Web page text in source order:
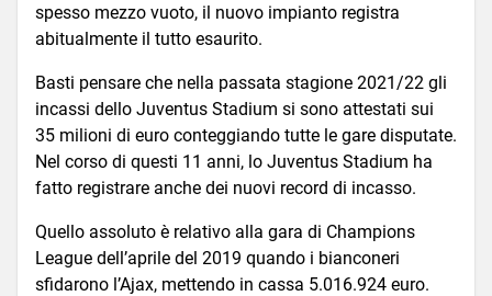
spesso mezzo vuoto, il nuovo impianto registra
abitualmente il tutto esaurito.
Basti pensare che nella passata stagione 2021/22 gli
incassi dello Juventus Stadium si sono attestati sui
35 milioni di euro conteggiando tutte le gare disputate.
Nel corso di questi 11 anni, lo Juventus Stadium ha
fatto registrare anche dei nuovi record di incasso.
Quello assoluto è relativo alla gara di Champions
League dell’aprile del 2019 quando i bianconeri
sfidarono l’Ajax, mettendo in cassa 5.016.924 euro.